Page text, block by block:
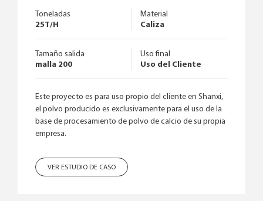
Toneladas
25T/H
Material
Caliza
Tamaño salida
malla 200
Uso final
Uso del Cliente
Este proyecto es para uso propio del cliente en Shanxi,
el polvo producido es exclusivamente para el uso de la
base de procesamiento de polvo de calcio de su propia
empresa.
VER ESTUDIO DE CASO